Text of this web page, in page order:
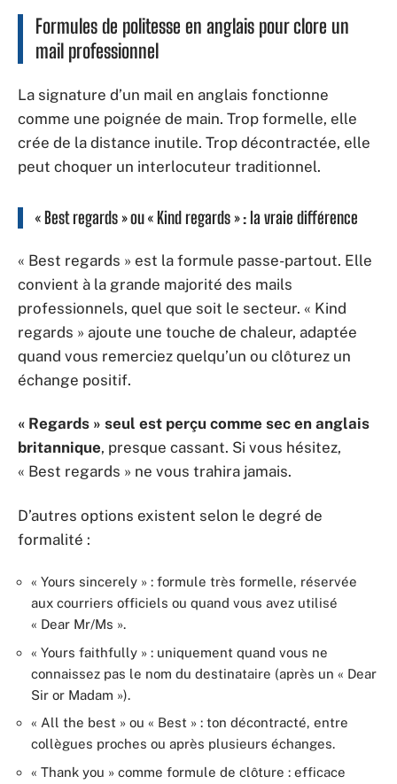
Formules de politesse en anglais pour clore un
mail professionnel
La signature d’un mail en anglais fonctionne
comme une poignée de main. Trop formelle, elle
crée de la distance inutile. Trop décontractée, elle
peut choquer un interlocuteur traditionnel.
« Best regards » ou « Kind regards » : la vraie différence
« Best regards » est la formule passe-partout. Elle
convient à la grande majorité des mails
professionnels, quel que soit le secteur. « Kind
regards » ajoute une touche de chaleur, adaptée
quand vous remerciez quelqu’un ou clôturez un
échange positif.
« Regards » seul est perçu comme sec en anglais
britannique, presque cassant. Si vous hésitez,
« Best regards » ne vous trahira jamais.
D’autres options existent selon le degré de
formalité :
« Yours sincerely » : formule très formelle, réservée
aux courriers officiels ou quand vous avez utilisé
« Dear Mr/Ms ».
« Yours faithfully » : uniquement quand vous ne
connaissez pas le nom du destinataire (après un « Dear
Sir or Madam »).
« All the best » ou « Best » : ton décontracté, entre
collègues proches ou après plusieurs échanges.
« Thank you » comme formule de clôture : efficace